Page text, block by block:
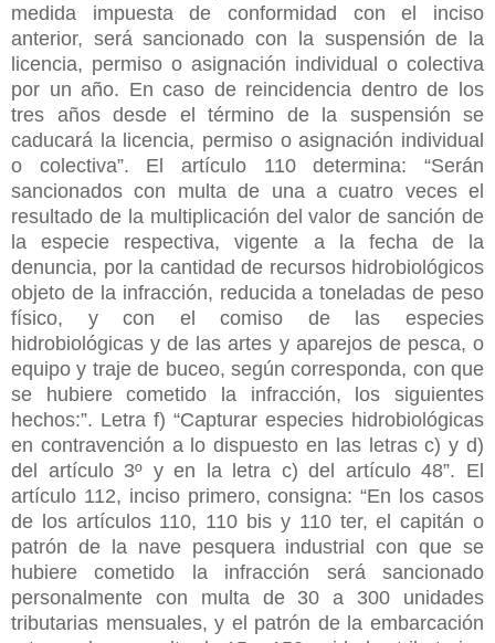
medida impuesta de conformidad con el inciso
anterior, será sancionado con la suspensión de la
licencia, permiso o asignación individual o colectiva
por un año. En caso de reincidencia dentro de los
tres años desde el término de la suspensión se
caducará la licencia, permiso o asignación individual
o colectiva”. El artículo 110 determina: “Serán
sancionados con multa de una a cuatro veces el
resultado de la multiplicación del valor de sanción de
la especie respectiva, vigente a la fecha de la
denuncia, por la cantidad de recursos hidrobiológicos
objeto de la infracción, reducida a toneladas de peso
físico, y con el comiso de las especies
hidrobiológicas y de las artes y aparejos de pesca, o
equipo y traje de buceo, según corresponda, con que
se hubiere cometido la infracción, los siguientes
hechos:”. Letra f) “Capturar especies hidrobiológicas
en contravención a lo dispuesto en las letras c) y d)
del artículo 3º y en la letra c) del artículo 48”. El
artículo 112, inciso primero, consigna: “En los casos
de los artículos 110, 110 bis y 110 ter, el capitán o
patrón de la nave pesquera industrial con que se
hubiere cometido la infracción será sancionado
personalmente con multa de 30 a 300 unidades
tributarias mensuales, y el patrón de la embarcación